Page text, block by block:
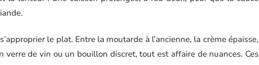
le plat. Entre la moutarde à l’ancienne, la crème épaisse,
verre de vin ou un bouillon discret, tout est affaire de nuances. Ces